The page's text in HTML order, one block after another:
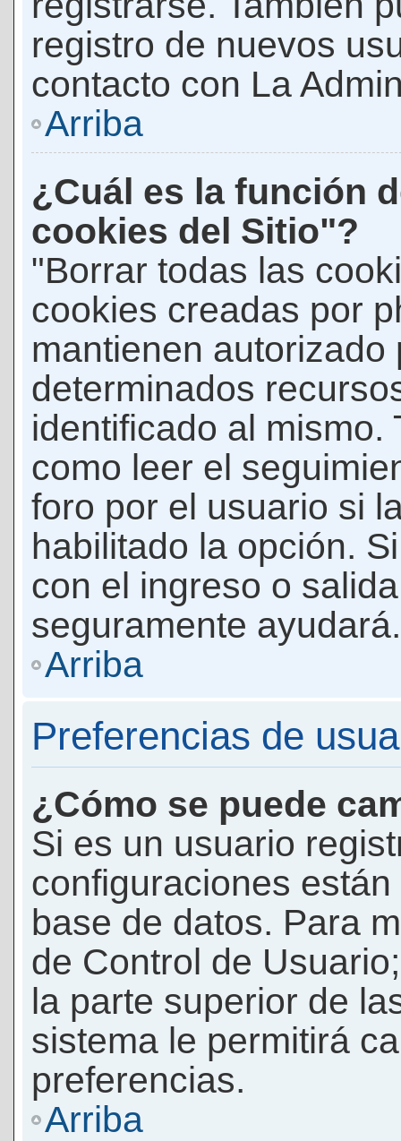
registro de nuevos
contacto con La
Arriba
¿Cuál es la función
cookies del Sitio"?
"Borrar todas las
cookies creadas por
mantienen autorizado
determinados
identificado al mismo.
como leer el
foro por el usuario si
habilitado la opción.
con el ingreso o
seguramente ayudará.
Arriba
Preferencias de
¿Cómo se puede
Si es un usuario
configuraciones
base de datos. Para
de Control de
la parte superior de
sistema le permitirá
preferencias.
Arriba